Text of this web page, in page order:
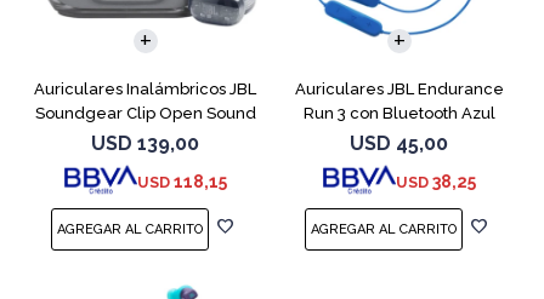
Auriculares Inalámbricos JBL
Soundgear Clip Open Sound
Blanc
USD 139,00
USD 118,15
Auriculares JBL Endurance
Run 3 con Bluetooth Azul
USD 45,00
USD 38,25